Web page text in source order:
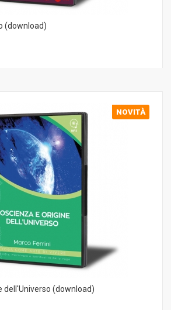
(download)
NOVITÀ
dell'Universo (download)